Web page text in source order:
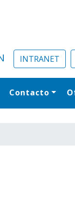
INTRANET
Contacto